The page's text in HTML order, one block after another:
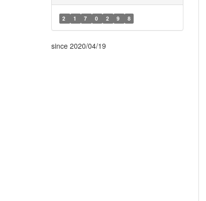
2 1 7 0 2 9 8
since 2020/04/19